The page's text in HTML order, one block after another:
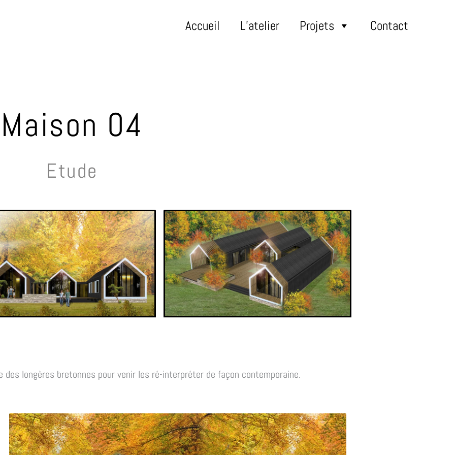
Accueil L’atelier Projets Contact
Maison 04
Etude
longères bretonnes pour venir les ré-interpréter de façon contemporaine.